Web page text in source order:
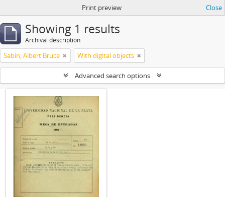
Print preview Close
Showing 1 results
Archival description
Sabin, Albert Bruce With digital objects
Advanced search options